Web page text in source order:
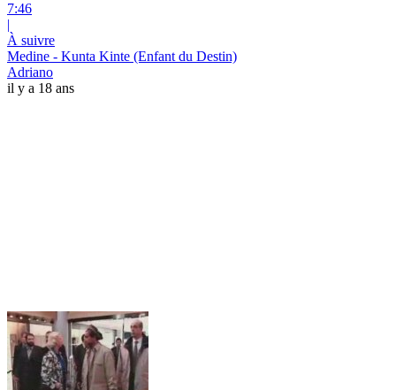
7:46
|
À suivre
Medine - Kunta Kinte (Enfant du Destin)
Adriano
il y a 18 ans